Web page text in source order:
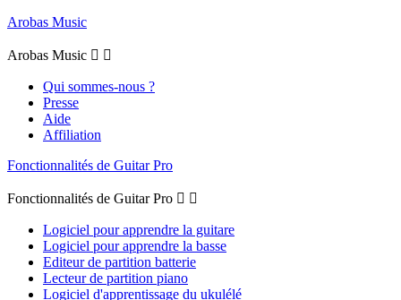
Arobas Music
Arobas Music  
Qui sommes-nous ?
Presse
Aide
Affiliation
Fonctionnalités de Guitar Pro
Fonctionnalités de Guitar Pro  
Logiciel pour apprendre la guitare
Logiciel pour apprendre la basse
Editeur de partition batterie
Lecteur de partition piano
Logiciel d'apprentissage du ukulélé